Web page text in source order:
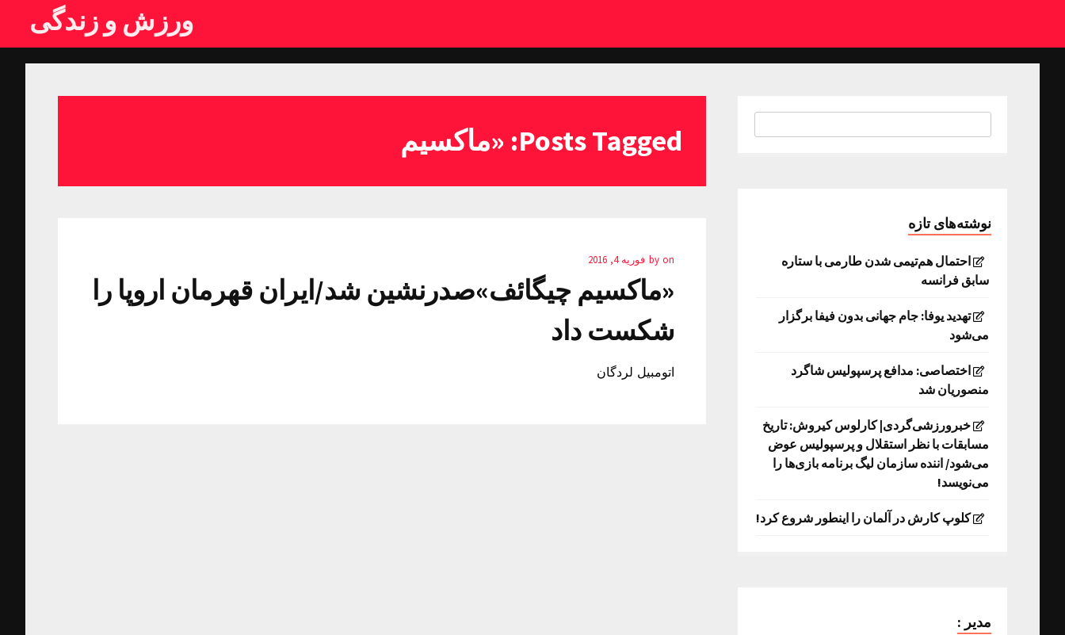
ورزش و زندگی
Posts Tagged: «ماکسیم
by on فوریه 4, 2016
«ماکسیم چیگائف»صدرنشین شد/ایران قهرمان اروپا را
شکست داد
اتومبیل لردگان
نوشته‌های تازه
احتمال هم‌تیمی شدن طارمی با ستاره
سابق فرانسه
تهدید یوفا: جام جهانی بدون فیفا برگزار
می‌شود
اختصاصی: مدافع پرسپولیس شاگرد
منصوریان شد
خبرورزشی‌گردی| کارلوس کیروش: تاریخ
مسابقات با نظر استقلال و پرسپولیس عوض
می‌شود/ اننده سازمان لیگ برنامه بازی‌ها را
می‌نویسد!
کلوپ کارش در آلمان را اینطور شروع کرد!
مدیر :